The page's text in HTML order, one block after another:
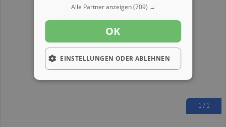
1 / 1
Alle Partner anzeigen(709) →
OK
EINSTELLUNGEN ODER ABLEHNEN